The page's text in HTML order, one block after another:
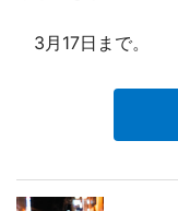
3月17日まで。